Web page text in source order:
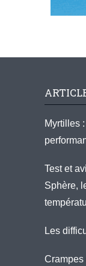
Myrtilles
Test et
Sphère,
Les
Crampes